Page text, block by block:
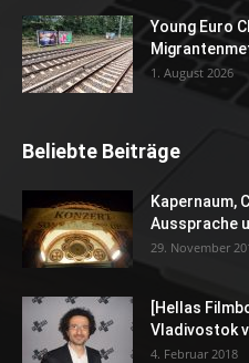
Young Euro
1. August 2026
Beliebte Beiträge
Kapernaum,
Aussprache
29. November
[Hellas
Vladivostok
4. Februar 2018